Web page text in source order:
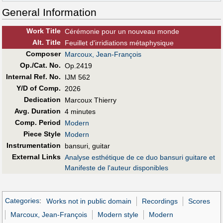
General Information
Work Title Cérémonie pour un nouveau monde
Alt. Title Feuillet d'irridiations métaphysique
Composer Marcoux, Jean-François
Op./Cat. No. Op.2419
Internal Ref. No.
IJM 562
Y/D of Comp.
2026
Dedication
Marcoux Thierry
Avg. Duration 4 minutes
Comp. Period
Modern
Piece Style Modern
Instrumentation
bansuri, guitar
External Links Analyse esthétique de ce duo bansuri guitare et
Manifeste de l'auteur disponibles
Categories: Works not in public domain Recordings
Scores
Marcoux, Jean-François
Modern style Modern